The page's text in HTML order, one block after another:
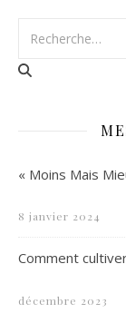
« Moins Mais
8 janvier 2024
Comment
décembre 2023